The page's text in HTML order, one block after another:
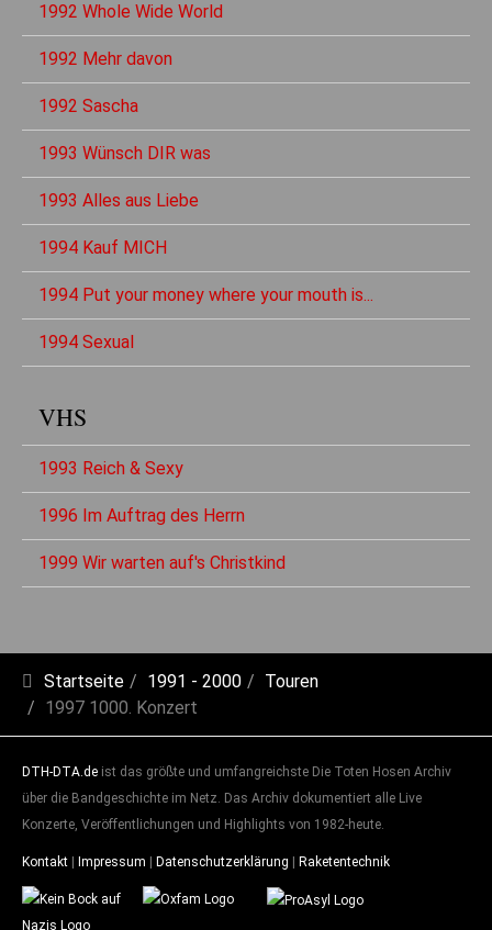
1992 Whole Wide World
1992 Mehr davon
1992 Sascha
1993 Wünsch DIR was
1993 Alles aus Liebe
1994 Kauf MICH
1994 Put your money where your mouth is...
1994 Sexual
VHS
1993 Reich & Sexy
1996 Im Auftrag des Herrn
1999 Wir warten auf's Christkind
Startseite 1991 - 2000
Touren
1997 1000. Konzert
DTH-DTA.de ist das größte und umfangreichste Die Toten Hosen Archiv
über die Bandgeschichte im Netz. Das Archiv dokumentiert alle Live
Konzerte, Veröffentlichungen und Highlights von 1982-heute.
Kontakt Impressum Datenschutzerklärung Raketentechnik